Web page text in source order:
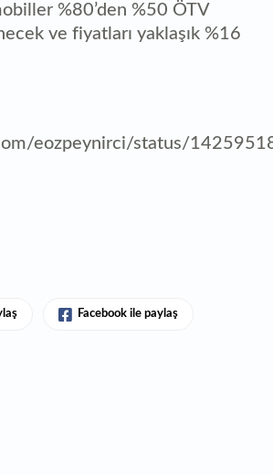
%80’den %50 ÖTV
ve fiyatları yaklaşık %16
eozpeynirci/status/
Facebook ile paylaş